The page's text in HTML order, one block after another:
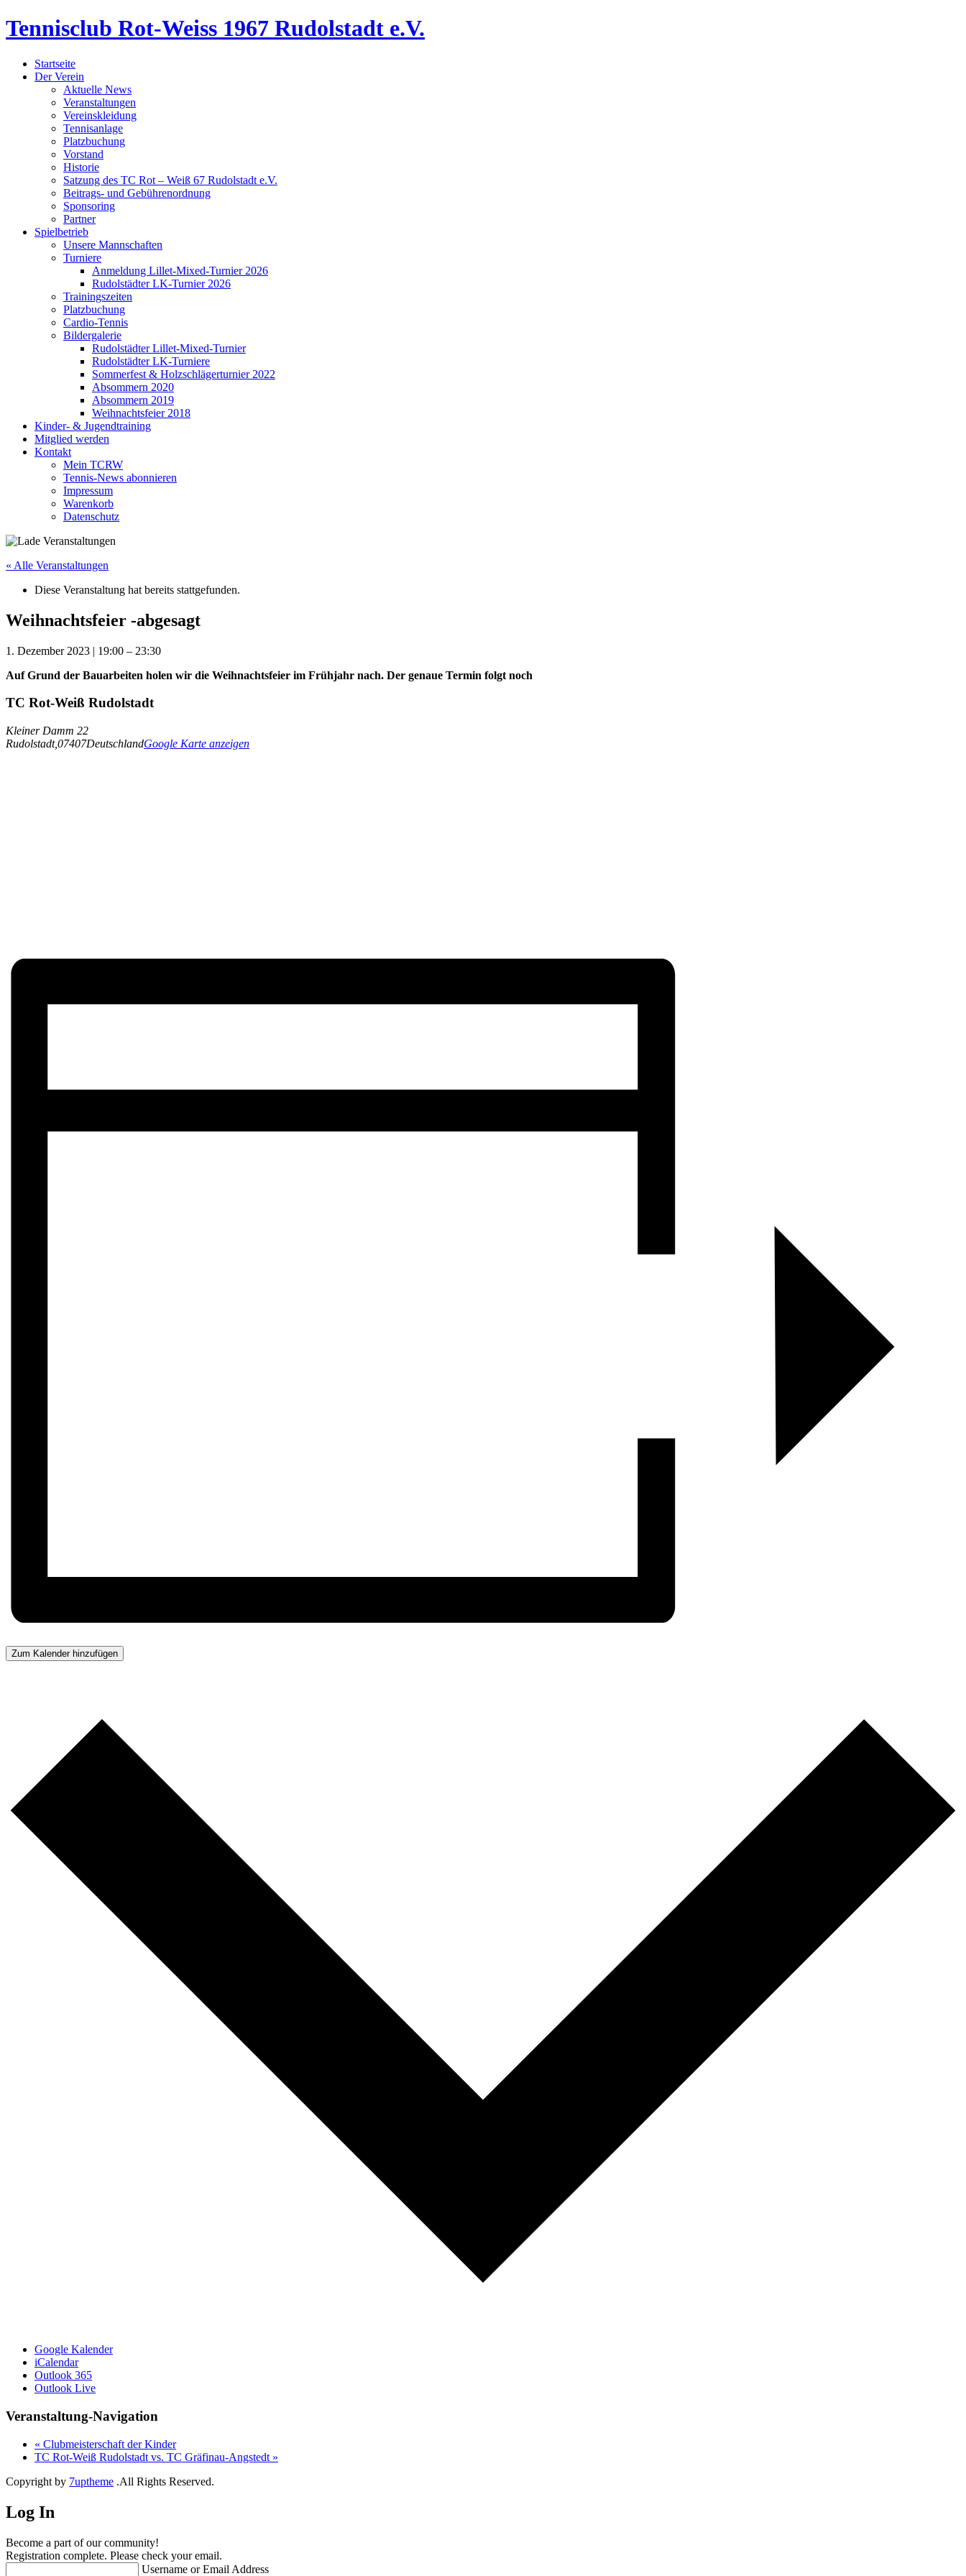
Tennisclub Rot-Weiss 1967 Rudolstadt e.V.
Startseite
Der Verein
Aktuelle News
Veranstaltungen
Vereinskleidung
Tennisanlage
Platzbuchung
Vorstand
Historie
Satzung des TC Rot – Weiß 67 Rudolstadt e.V.
Beitrags- und Gebührenordnung
Sponsoring
Partner
Spielbetrieb
Unsere Mannschaften
Turniere
Anmeldung Lillet-Mixed-Turnier 2026
Rudolstädter LK-Turnier 2026
Trainingszeiten
Platzbuchung
Cardio-Tennis
Bildergalerie
Rudolstädter Lillet-Mixed-Turnier
Rudolstädter LK-Turniere
Sommerfest & Holzschlägerturnier 2022
Absommern 2020
Absommern 2019
Weihnachtsfeier 2018
Kinder- & Jugendtraining
Mitglied werden
Kontakt
Mein TCRW
Tennis-News abonnieren
Impressum
Warenkorb
Datenschutz
« Alle Veranstaltungen
Diese Veranstaltung hat bereits stattgefunden.
Weihnachtsfeier -abgesagt
1. Dezember 2023 | 19:00 – 23:30
Auf Grund der Bauarbeiten holen wir die Weihnachtsfeier im Frühjahr nach. Der genaue Termin folgt noch
TC Rot-Weiß Rudolstadt
Kleiner Damm 22
Rudolstadt,07407DeutschlandGoogle Karte anzeigen
Zum Kalender hinzufügen
Google Kalender
iCalendar
Outlook 365
Outlook Live
Veranstaltung-Navigation
« Clubmeisterschaft der Kinder
TC Rot-Weiß Rudolstadt vs. TC Gräfinau-Angstedt »
Copyright by 7uptheme .All Rights Reserved.
Log In
Become a part of our community!
Registration complete. Please check your email.
Username or Email Address